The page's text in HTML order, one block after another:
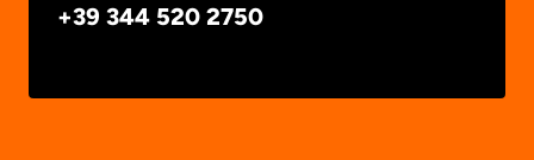
+39 344 520 2750